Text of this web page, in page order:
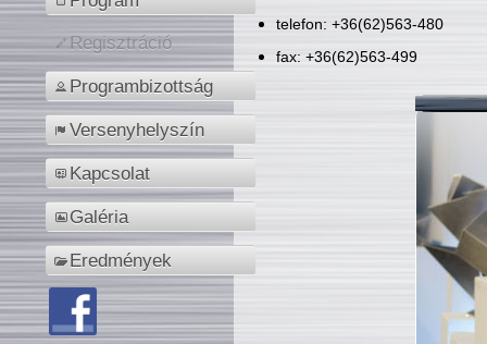
Regisztráció
Programbizottság
Versenyhelyszín
Kapcsolat
Galéria
Eredmények
telefon: +36(62)563-480
fax: +36(62)563-499